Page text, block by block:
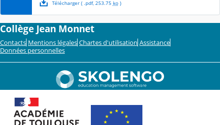
Télécharger( .pdf, 253.75 ko)
Collège Jean Monnet
Contacts Mentions légales Chartes d'utilisation Assistance
Données personnelles